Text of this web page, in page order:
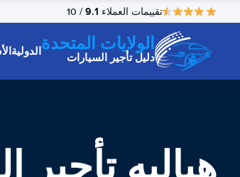
تقييمات العملاء 9.1
/ 10
الولايات المتحدة
دليل تأجير السيارات الدولية
هياليه تأجير